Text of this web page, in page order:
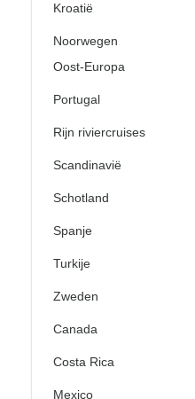
Kroatië
Noorwegen
Oost-Europa
Portugal
Rijn riviercruises
Scandinavië
Schotland
Spanje
Turkije
Zweden
Canada
Costa Rica
Mexico